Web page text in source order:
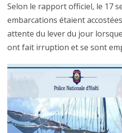
Selon le rapport officiel, le 17
embarcations étaient
attente du lever du jour
ont fait irruption et se sont